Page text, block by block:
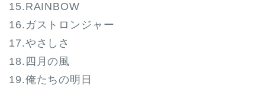
15.RAINBOW
16.ガストロンジャー
17.やさしさ
18.四月の風
19.俺たちの明日